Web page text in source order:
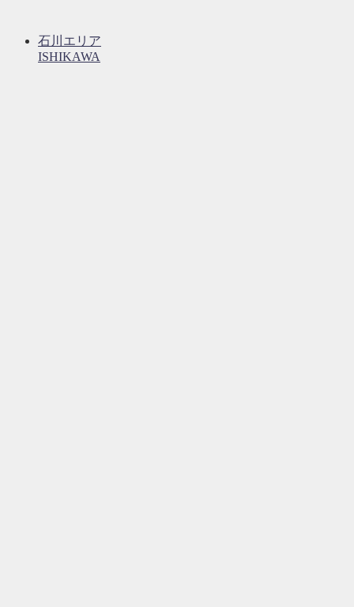
石川エリア
ISHIKAWA